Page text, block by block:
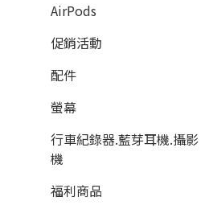
AirPods
促銷活動
配件
螢幕
行車紀錄器.藍芽耳機.攝影
機
福利商品